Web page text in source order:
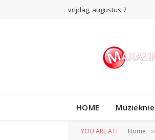
vrijdag, augustus 7
HOME
YOU ARE AT: Home »